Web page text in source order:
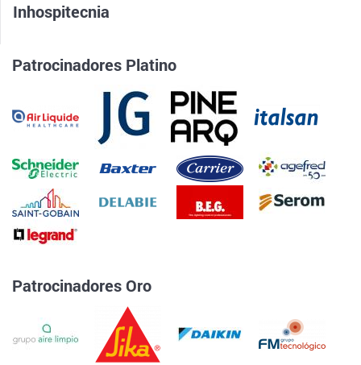
Inhospitecnia
Patrocinadores Platino
Patrocinadores Oro